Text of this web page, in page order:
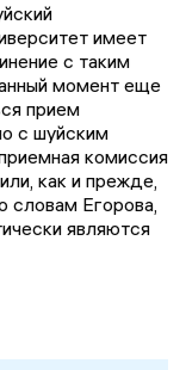
имеет
с таким
момент еще
прием
с шуйским
комиссия
как и прежде,
словам Егорова,
являются